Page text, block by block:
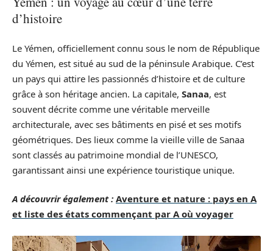
d’histoire
Le Yémen, officiellement connu sous le nom de République
du Yémen, est situé au sud de la péninsule Arabique. C’est
un pays qui attire les passionnés d’histoire et de culture
grâce à son héritage ancien. La capitale, Sanaa, est
souvent décrite comme une véritable merveille
architecturale, avec ses bâtiments en pisé et ses motifs
géométriques. Des lieux comme la vieille ville de Sanaa
sont classés au patrimoine mondial de l’UNESCO,
garantissant ainsi une expérience touristique unique.
A découvrir également : Aventure et nature : pays en A
et liste des états commençant par A où voyager